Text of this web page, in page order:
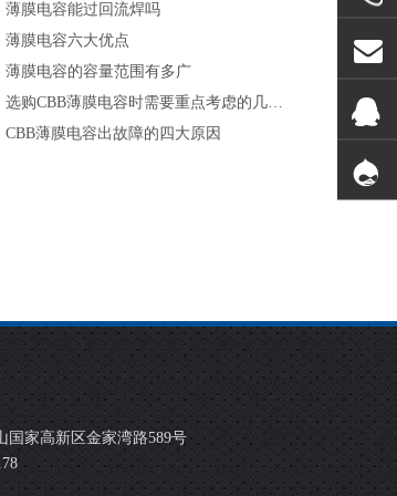
薄膜电容能过回流焊吗
薄膜电容六大优点
薄膜电容的容量范围有多广
选购CBB薄膜电容时需要重点考虑的几个参数
CBB薄膜电容出故障的四大原因
国家高新区金家湾路589号